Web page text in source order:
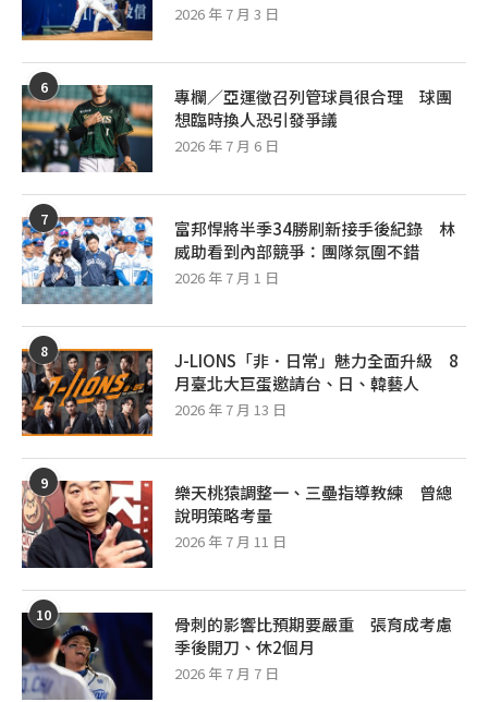
2026 年 7 月 3 日
6
專欄／亞運徵召列管球員很合理 球團
想臨時換人恐引發爭議
2026 年 7 月 6 日
7
富邦悍將半季34勝刷新接手後紀錄 林
威助看到內部競爭：團隊氛圍不錯
2026 年 7 月 1 日
8
J-LIONS「非．日常」魅力全面升級 8
月臺北大巨蛋邀請台、日、韓藝人
2026 年 7 月 13 日
9
樂天桃猿調整一、三壘指導教練 曾總
說明策略考量
2026 年 7 月 11 日
10
骨刺的影響比預期要嚴重 張育成考慮
季後開刀、休2個月
2026 年 7 月 7 日